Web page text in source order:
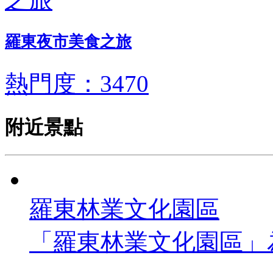
羅東夜市美食之旅
熱門度：3470
附近景點
羅東林業文化園區
「羅東林業文化園區